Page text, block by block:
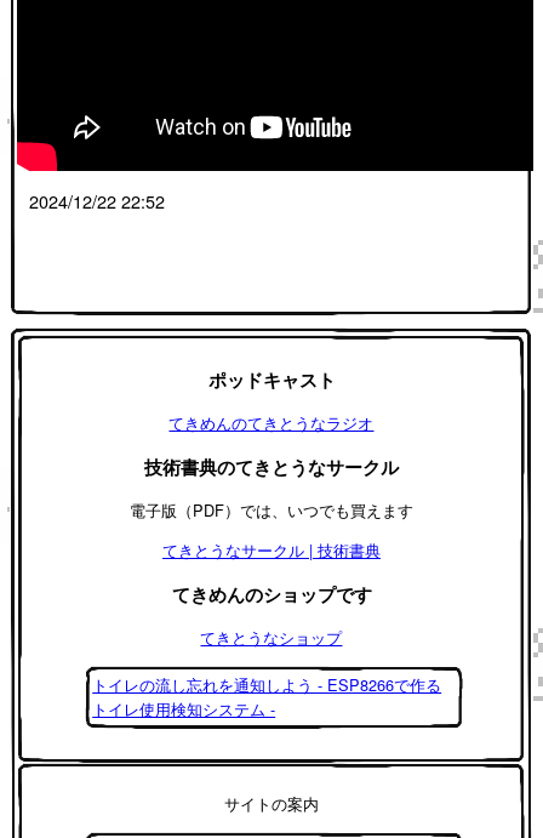
2024/12/22 22:52
ポッドキャスト
てきめんのてきとうなラジオ
技術書典のてきとうなサークル
電子版（PDF）では、いつでも買えます
てきとうなサークル | 技術書典
てきめんのショップです
てきとうなショップ
トイレの流し忘れを通知しよう - ESP8266で作る
トイレ使用検知システム -
サイトの案内